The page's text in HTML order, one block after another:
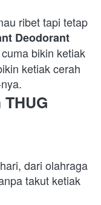
ribet tapi tetap
Deodorant
bikin ketiak
ketiak cerah
takut ketiak